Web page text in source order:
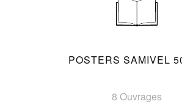
POSTERS SAMIVEL
8 Ouvrages